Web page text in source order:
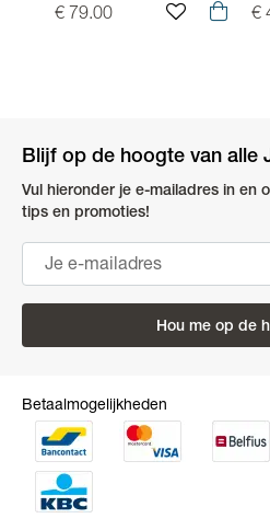
€ 79.00 €
Blijf op de hoogte van alle
Vul hieronder je e-mailadres in en
tips en promoties!
Hou me op de
Betaalmogelijkheden